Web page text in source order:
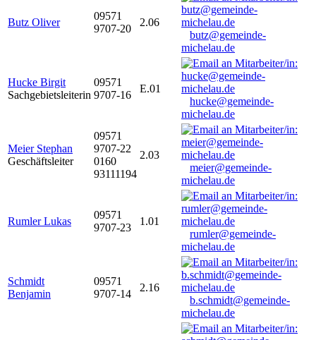
Butz Oliver
09571
9707-20
2.06
butz@gemeinde-
michelau.de
Hucke Birgit
Sachgebietsleiterin
09571
9707-16
E.01
hucke@gemeinde-
michelau.de
Meier Stephan
Geschäftsleiter
09571
9707-22
0160
93111194
2.03
meier@gemeinde-
michelau.de
Rumler Lukas
09571
9707-23
1.01
rumler@gemeinde-
michelau.de
Schmidt
Benjamin
09571
9707-14
2.16
b.schmidt@gemeinde-
michelau.de